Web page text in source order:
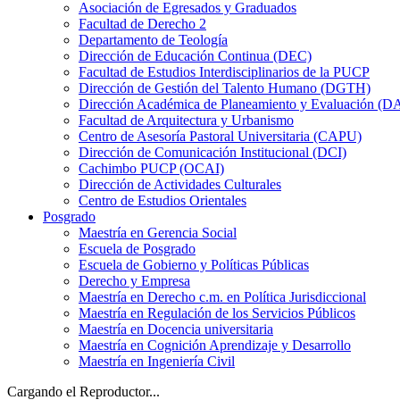
Asociación de Egresados y Graduados
Facultad de Derecho 2
Departamento de Teología
Dirección de Educación Continua (DEC)
Facultad de Estudios Interdisciplinarios de la PUCP
Dirección de Gestión del Talento Humano (DGTH)
Dirección Académica de Planeamiento y Evaluación
Facultad de Arquitectura y Urbanismo
Centro de Asesoría Pastoral Universitaria (CAPU)
Dirección de Comunicación Institucional (DCI)
Cachimbo PUCP (OCAI)
Dirección de Actividades Culturales
Centro de Estudios Orientales
Posgrado
Maestría en Gerencia Social
Escuela de Posgrado
Escuela de Gobierno y Políticas Públicas
Derecho y Empresa
Maestría en Derecho c.m. en Política Jurisdiccional
Maestría en Regulación de los Servicios Públicos
Maestría en Docencia universitaria
Maestría en Cognición Aprendizaje y Desarrollo
Maestría en Ingeniería Civil
Cargando el Reproductor...